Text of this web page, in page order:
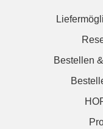
Bestellen